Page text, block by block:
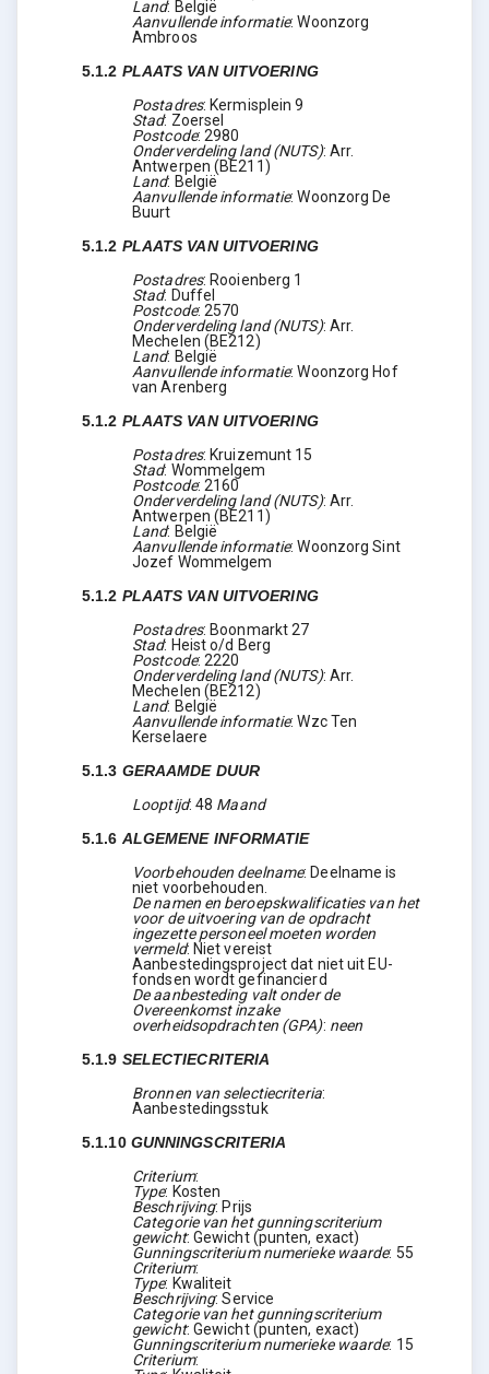
Land: België
Aanvullende informatie:Woonzorg
Ambroos
5.1.2 PLAATS VAN UITVOERING
Postadres: Kermisplein 9
Stad: Zoersel
Postcode:2980
Onderverdeling land (NUTS): Arr.
Antwerpen (BE211)
Land: België
Aanvullende informatie:Woonzorg De
Buurt
5.1.2 PLAATS VAN UITVOERING
Postadres: Rooienberg 1
Stad: Duffel
Postcode:2570
Onderverdeling land (NUTS): Arr.
Mechelen (BE212)
Land: België
Aanvullende informatie:Woonzorg Hof
van Arenberg
5.1.2 PLAATS VAN UITVOERING
Postadres: Kruizemunt 15
Stad: Wommelgem
Postcode:2160
Onderverdeling land (NUTS): Arr.
Antwerpen (BE211)
Land: België
Aanvullende informatie:Woonzorg Sint
Jozef Wommelgem
5.1.2 PLAATS VAN UITVOERING
Postadres: Boonmarkt 27
Stad: Heist o/d Berg
Postcode:2220
Onderverdeling land (NUTS): Arr.
Mechelen (BE212)
Land: België
Aanvullende informatie:Wzc Ten
Kerselaere
5.1.3 GERAAMDE DUUR
Looptijd:48 Maand
5.1.6 ALGEMENE INFORMATIE
Voorbehouden deelname: Deelname is
niet voorbehouden.
De namen en beroepskwalificaties van het
voor de uitvoering van de opdracht
ingezette personeel moeten worden
vermeld: Niet vereist
Aanbestedingsproject dat niet uit EU-
fondsen wordt gefinancierd
De aanbesteding valt onder de
Overeenkomst inzake
overheidsopdrachten (GPA): neen
5.1.9 SELECTIECRITERIA
Bronnen van selectiecriteria:
Aanbestedingsstuk
5.1.10 GUNNINGSCRITERIA
Criterium:
Type: Kosten
Beschrijving: Prijs
Categorie van het gunningscriterium
gewicht: Gewicht (punten, exact)
Gunningscriterium numerieke waarde: 55
Criterium:
Type: Kwaliteit
Beschrijving:Service
Categorie van het gunningscriterium
gewicht: Gewicht (punten, exact)
Gunningscriterium numerieke waarde: 15
Criterium: